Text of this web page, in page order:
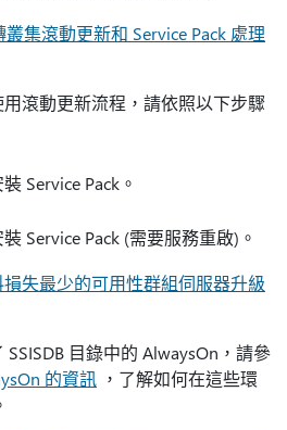
集滾動更新和 Service Pack 處理
滾動更新流程，請依照以下步驟
Service Pack。
Service Pack (需要服務重啟)。
失最少的可用性群組伺服器升級
目錄中的 AlwaysOn，請參
的資訊 ，了解如何在這些環